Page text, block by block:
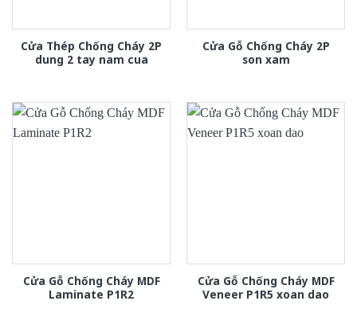
Cửa Thép Chống Cháy 2P
dung 2 tay nam cua
Cửa Gỗ Chống Cháy 2P
son xam
Cửa Gỗ Chống Cháy MDF
Laminate P1R2
Cửa Gỗ Chống Cháy MDF
Veneer P1R5 xoan dao